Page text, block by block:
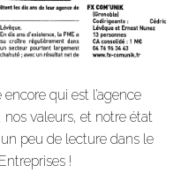
qui est l’agence
nos valeurs, et notre état
peu de lecture dans le
!